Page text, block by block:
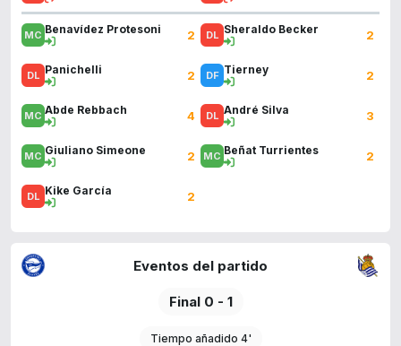
Benavídez Protesoni 2
Panichelli 2
Abde Rebbach 4
Giuliano Simeone 2
Kike García 2
Sheraldo Becker 2
Tierney 2
André Silva 3
Beñat Turrientes 2
Eventos del partido
Final 0 - 1
Tiempo añadido 4'